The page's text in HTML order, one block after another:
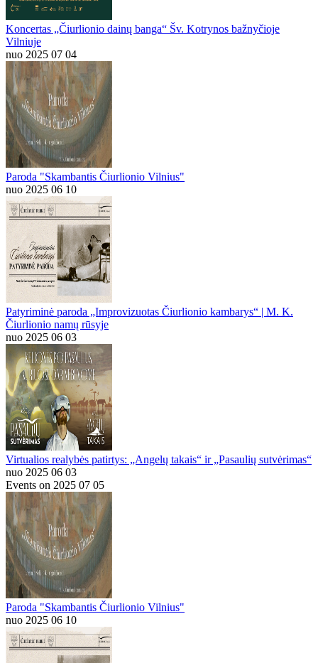
Koncertas „Čiurlionio dainų banga“ Šv. Kotrynos bažnyčioje
Vilniuje
nuo 2025 07 04
Paroda "Skambantis Čiurlionio Vilnius"
nuo 2025 06 10
Patyriminė paroda „Improvizuotas Čiurlionio kambarys“ | M. K.
Čiurlionio namų rūsyje
nuo 2025 06 03
Virtualios realybės patirtys: „Angelų takais“ ir „Pasaulių sutvėrimas“
nuo 2025 06 03
Events on 2025 07 05
Paroda "Skambantis Čiurlionio Vilnius"
nuo 2025 06 10